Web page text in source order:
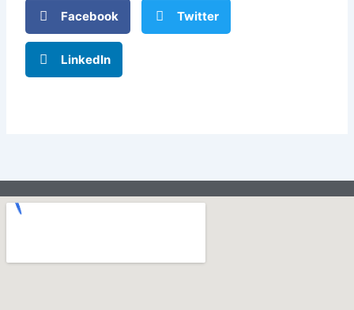
Facebook Twitter
LinkedIn